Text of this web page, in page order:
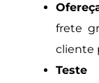
frete
cliente